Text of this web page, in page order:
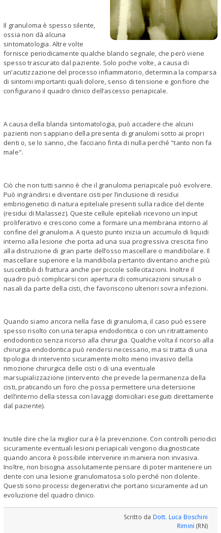
Il granuloma è spesso silente,
ossia non dà alcuna
sintomatologia. Altre volte
fornisce periodicamente qualche blando segnale, che però viene
spesso trascurato dal paziente. Solo poche volte, a causa di
un’acutizzazione del processo infiammatorio, determina la comparsa
di sintomi importanti quali dolore, senso di tensione e gonfiore che
configurano il quadro clinico dell’ascesso periapicale.
A causa della blanda sintomatologia, può accadere che alcuni
pazienti non sappiano della presenta di granulomi sotto ai propri
denti o, se lo sanno, che facciano finta di nulla perché "tanto non fa
male".
Ciò che non tutti sanno è che il granuloma periapicale può evolvere.
Può ingrandirsi e diventare cisti per l’inclusione di residui
embriogenetici di natura epiteliale presenti sulla radice del dente
(residui di Malassez). Queste cellule epiteliali ricevono un input
proliferativo e crescono come a formare una membrana intorno al
confine del granuloma. A questo punto inizia un accumulo di liquidi
interno alla lesione che porta ad una sua progressiva crescita fino
alla distruzione di gran parte dell’osso mascellare o mandibolare. Il
mascellare superiore e la mandibola pertanto diventano anche più
suscettibili di frattura anche per piccole sollecitazioni. Inoltre il
quadro può complicarsi con apertura di comunicazioni sinusali o
nasali da parte della cisti, che favoriscono ulteriori sovra infezioni.
Quando siamo ancora nella fase di granuloma, il caso può essere
spesso risolto con una terapia endodontica o con un ritrattamento
endodontico senza ricorso alla chirurgia. Qualche volta il ricorso alla
chirurgia endodontica può rendersi necessario, ma si tratta di una
tipologia di intervento sicuramente molto meno invasivo della
rimozione chirurgica delle cisti o di una eventuale
marsupializzazione (intervento che prevede la permanenza della
cisti, praticando un foro che possa permettere una detersione
dell’interno della stessa con lavaggi domiciliari eseguiti direttamente
dal paziente).
Inutile dire che la miglior cura è la prevenzione. Con controlli periodici
sicuramente eventuali lesioni periapicali vengono diagnosticate
quando ancora è possibile intervenire in maniera non invasiva.
Inoltre, non bisogna assolutamente pensare di poter mantenere un
dente con una lesione granulomatosa solo perché non dolente.
Questi sono processi degenerativi che portano sicuramente ad un
evoluzione del quadro clinico.
Scritto da Dott. Luca Boschini
Rimini (RN)